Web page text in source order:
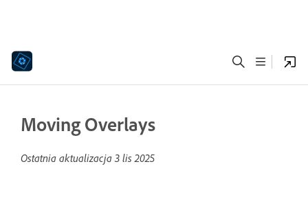
Moving Overlays
Ostatnia aktualizacja 3 lis 2025